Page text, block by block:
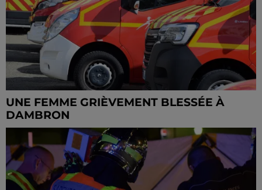
UNE FEMME GRIÈVEMENT BLESSÉE À
DAMBRON